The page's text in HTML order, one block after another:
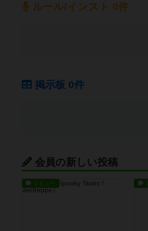
ルール/インスト 0件
掲示板 0件
会員の新しい投稿
レビュー